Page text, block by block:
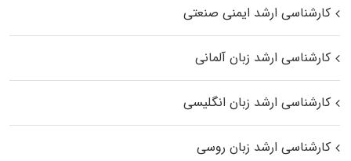
کارشناسی ارشد ایمنی صنعتی
کارشناسی ارشد زبان آلمانی
کارشناسی ارشد زبان انگلیسی
کارشناسی ارشد زبان روسی